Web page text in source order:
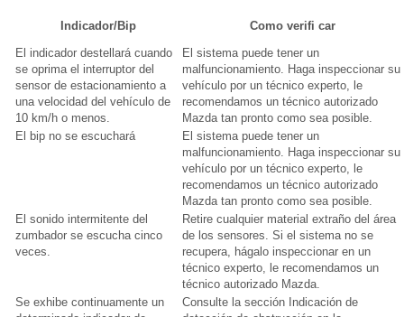
Indicador/Bip
Como verifi car
El indicador destellará cuando
se oprima el interruptor del
sensor de estacionamiento a
una velocidad del vehículo de
10 km/h o menos.
El sistema puede tener un
malfuncionamiento. Haga inspeccionar su
vehículo por un técnico experto, le
recomendamos un técnico autorizado
Mazda tan pronto como sea posible.
El bip no se escuchará
El sistema puede tener un
malfuncionamiento. Haga inspeccionar su
vehículo por un técnico experto, le
recomendamos un técnico autorizado
Mazda tan pronto como sea posible.
El sonido intermitente del
zumbador se escucha cinco
veces.
Retire cualquier material extraño del área
de los sensores. Si el sistema no se
recupera, hágalo inspeccionar en un
técnico experto, le recomendamos un
técnico autorizado Mazda.
Se exhibe continuamente un
Consulte la sección Indicación de